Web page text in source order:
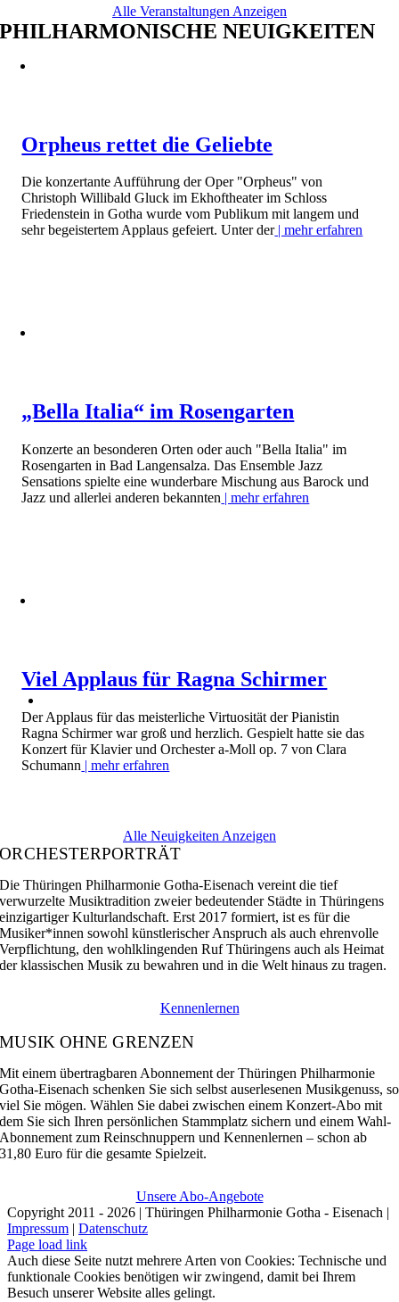
Alle Veranstaltungen Anzeigen
PHILHARMONISCHE NEUIGKEITEN
Orpheus rettet die Geliebte
Die konzertante Aufführung der Oper "Orpheus" von
Christoph Willibald Gluck im Ekhoftheater im Schloss
Friedenstein in Gotha wurde vom Publikum mit langem und
sehr begeistertem Applaus gefeiert. Unter der| mehr erfahren
„Bella Italia“ im Rosengarten
Konzerte an besonderen Orten oder auch "Bella Italia" im
Rosengarten in Bad Langensalza. Das Ensemble Jazz
Sensations spielte eine wunderbare Mischung aus Barock und
Jazz und allerlei anderen bekannten | mehr erfahren
Viel Applaus für Ragna Schirmer
Der Applaus für das meisterliche Virtuosität der Pianistin
Ragna Schirmer war groß und herzlich. Gespielt hatte sie das
Konzert für Klavier und Orchester a-Moll op. 7 von Clara
Schumann | mehr erfahren
Alle Neuigkeiten Anzeigen
ORCHESTERPORTRÄT
Die Thüringen Philharmonie Gotha-Eisenach vereint die tief
verwurzelte Musiktradition zweier bedeutender Städte in Thüringens
einzigartiger Kulturlandschaft. Erst 2017 formiert, ist es für die
Musiker*innen sowohl künstlerischer Anspruch als auch ehrenvolle
Verpflichtung, den wohlklingenden Ruf Thüringens auch als Heimat
der klassischen Musik zu bewahren und in die Welt hinaus zu tragen.
Kennenlernen
MUSIK OHNE GRENZEN
Mit einem übertragbaren Abonnement der Thüringen Philharmonie
Gotha-Eisenach schenken Sie sich selbst auserlesenen Musikgenuss, so
viel Sie mögen. Wählen Sie dabei zwischen einem Konzert-Abo mit
dem Sie sich Ihren persönlichen Stammplatz sichern und einem Wahl-
Abonnement zum Reinschnuppern und Kennenlernen – schon ab
31,80 Euro für die gesamte Spielzeit.
Unsere Abo-Angebote
Copyright 2011 - 2026 | Thüringen Philharmonie Gotha - Eisenach |
Impressum | Datenschutz
Facebook
Instagram
WhatsApp
YouTube
E-
Mail
Telefon
Page load link
Auch diese Seite nutzt mehrere Arten von Cookies: Technische und
funktionale Cookies benötigen wir zwingend, damit bei Ihrem
Besuch unserer Website alles gelingt.